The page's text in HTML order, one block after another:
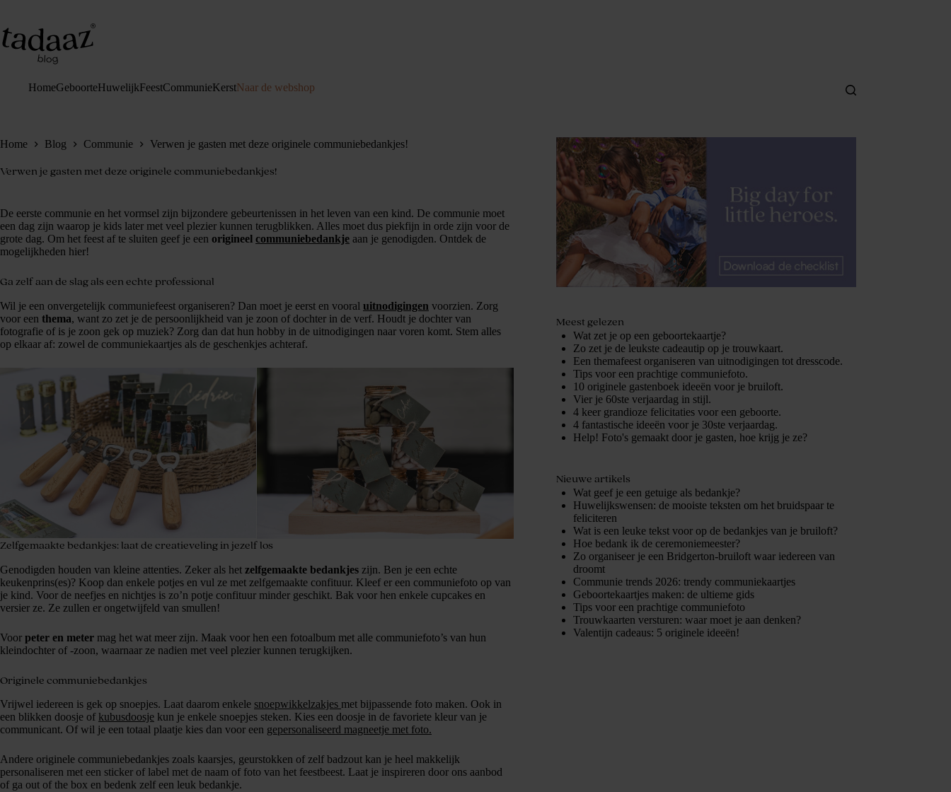
de
inhoud
HomeGeboorteHuwelijkFeestCommunieKerstNaar de webshop
Home Blog Communie Verwen je gasten met deze originele communiebedankjes!
Verwen je gasten met deze originele communiebedankjes!
De eerste communie en het vormsel zijn bijzondere gebeurtenissen in het leven van een kind. De communie moet
een dag zijn waarop je kids later met veel plezier kunnen terugblikken. Alles moet dus piekfijn in orde zijn voor de
grote dag. Om het feest af te sluiten geef je een origineel communiebedankje aan je genodigden. Ontdek de
mogelijkheden hier!
Ga zelf aan de slag als een echte professional
Wil je een onvergetelijk communiefeest organiseren? Dan moet je eerst en vooral uitnodigingen voorzien. Zorg
voor een thema, want zo zet je de persoonlijkheid van je zoon of dochter in de verf. Houdt je dochter van
fotografie of is je zoon gek op muziek? Zorg dan dat hun hobby in de uitnodigingen naar voren komt. Stem alles
op elkaar af: zowel de communiekaartjes als de geschenkjes achteraf.
Zelfgemaakte bedankjes: laat de creatieveling in jezelf los
Genodigden houden van kleine attenties. Zeker als het zelfgemaakte bedankjes zijn. Ben je een echte
keukenprins(es)? Koop dan enkele potjes en vul ze met zelfgemaakte confituur. Kleef er een communiefoto op van
je kind. Voor de neefjes en nichtjes is zo’n potje confituur minder geschikt. Bak voor hen enkele cupcakes en
versier ze. Ze zullen er ongetwijfeld van smullen!
Voor peter en meter mag het wat meer zijn. Maak voor hen een fotoalbum met alle communiefoto’s van hun
kleindochter of -zoon, waarnaar ze nadien met veel plezier kunnen terugkijken.
Originele communiebedankjes
Vrijwel iedereen is gek op snoepjes. Laat daarom enkele snoepwikkelzakjes met bijpassende foto maken. Ook in
een blikken doosje of kubusdoosje kun je enkele snoepjes steken. Kies een doosje in de favoriete kleur van je
communicant. Of wil je een totaal plaatje kies dan voor een gepersonaliseerd magneetje met foto.
Andere originele communiebedankjes zoals kaarsjes, geurstokken of zelf badzout kan je heel makkelijk
personaliseren met een sticker of label met de naam of foto van het feestbeest. Laat je inspireren door ons aanbod
of ga out of the box en bedenk zelf een leuk bedankje.
Meest gelezen
Wat zet je op een geboortekaartje?
Zo zet je de leukste cadeautip op je trouwkaart.
Een themafeest organiseren van uitnodigingen tot dresscode.
Tips voor een prachtige communiefoto.
10 originele gastenboek ideeën voor je bruiloft.
Vier je 60ste verjaardag in stijl.
4 keer grandioze felicitaties voor een geboorte.
4 fantastische ideeën voor je 30ste verjaardag.
Help! Foto's gemaakt door je gasten, hoe krijg je ze?
Nieuwe artikels
Wat geef je een getuige als bedankje?
Huwelijkswensen: de mooiste teksten om het bruidspaar te
feliciteren
Wat is een leuke tekst voor op de bedankjes van je bruiloft?
Hoe bedank ik de ceremoniemeester?
Zo organiseer je een Bridgerton-bruiloft waar iedereen van
droomt
Communie trends 2026: trendy communiekaartjes
Geboortekaartjes maken: de ultieme gids
Tips voor een prachtige communiefoto
Trouwkaarten versturen: waar moet je aan denken?
Valentijn cadeaus: 5 originele ideeën!